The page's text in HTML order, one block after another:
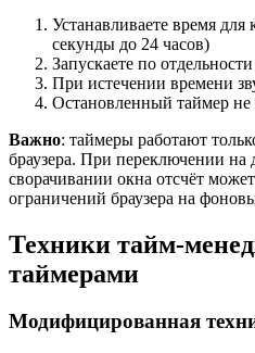
Устанавливаете время для
секунды до 24 часов)
Запускаете по
При истечении времени
Остановленный таймер не
Важно: таймеры работают
браузера. При переключении на
сворачивании окна отсчёт может
ограничений браузера на
Техники тайм-
таймерами
Модифицированная